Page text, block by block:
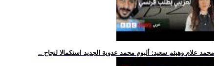
.. محمد علام وهيثم سعيد: ألبوم محمد عدوية الجديد استكمالا لنجاح